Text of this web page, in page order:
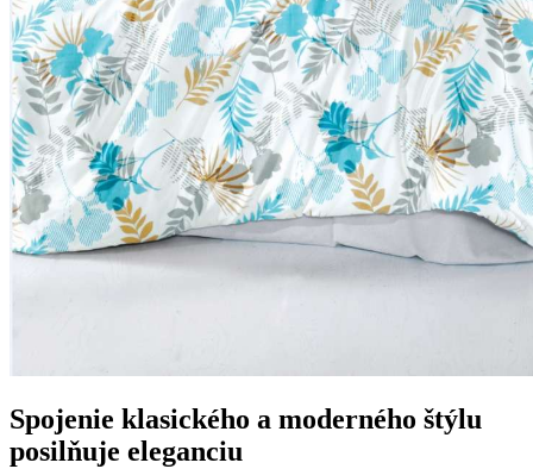
Spojenie klasického a moderného štýlu
posilňuje eleganciu